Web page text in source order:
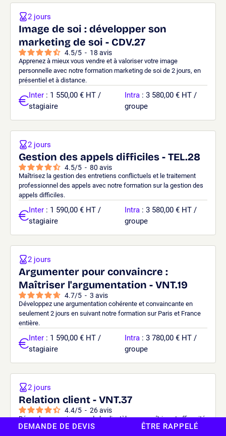
Image de soi : développer son
marketing de soi - CDV.27
4.5/5 - 18 avis
Apprenez à mieux vous vendre et à valoriser votre image
personnelle avec notre formation marketing de soi de 2 jours, en
présentiel et à distance.
2 jours
Inter : 1 550,00 € HT /
stagiaire
Intra : 3 580,00 € HT /
groupe
Gestion des appels difficiles - TEL.28
4.5/5 - 80 avis
Maîtrisez la gestion des entretiens conflictuels et le traitement
professionnel des appels avec notre formation sur la gestion des
appels difficiles.
2 jours
Inter : 1 590,00 € HT /
stagiaire
Intra : 3 580,00 € HT /
groupe
Argumenter pour convaincre :
Maîtriser l'argumentation - VNT.19
4.7/5 - 3 avis
Développez une argumentation cohérente et convaincante en
seulement 2 jours en suivant notre formation sur Paris et France
entière.
2 jours
Inter : 1 590,00 € HT /
stagiaire
Intra : 3 780,00 € HT /
groupe
Relation client - VNT.37
4.4/5 - 26avis
Répondez aux exigences de la clientèle avec maîtrise et efficacité
en seulement 2 jours avec notre formation relation client en
2 jours
DEMANDE DE DEVIS ÊTRE RAPPELÉ